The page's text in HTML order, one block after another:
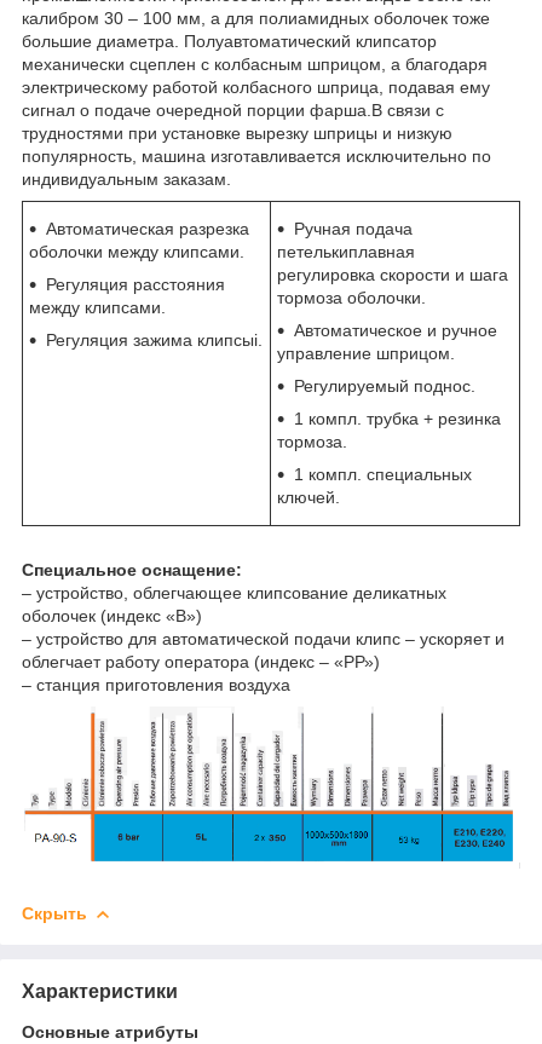
калибром 30 – 100 мм, а для полиамидных оболочек тоже
большие диаметра. Полуавтоматический клипсатор
механически сцеплен с колбасным шприцом, а благодаря
электрическому работой колбасного шприца, подавая ему
сигнал о подаче очередной порции фарша.В связи с
трудностями при установке вырезку шприцы и низкую
популярность, машина изготавливается исключительно по
индивидуальным заказам.
Автоматическая разрезка
оболочки между клипсами.
Регуляция расстояния
между клипсами.
Регуляция зажима клипсыi.
Ручная подача
петелькиплавная
регулировка скорости и шага
тормоза оболочки.
Автоматическое и ручное
управление шприцом.
Регулируемый поднос.
1 компл. трубка + резинка
тормоза.
1 компл. специальных
ключей.
Специальное оснащение:
– устройство, облегчающее клипсование деликатных
оболочек (индекс «B»)
– устройство для автоматической подачи клипс – ускоряет и
облегчает работу оператора (индекс – «РР»)
– станция приготовления воздуха
Скрыть
Характеристики
Основные атрибуты